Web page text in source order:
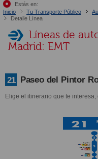
Estás en:
Inicio
Tu Transporte Público
Detalle Línea
Líneas de
Madrid: EMT
21 Paseo del Pintor
Elige el itinerario que te interesa,